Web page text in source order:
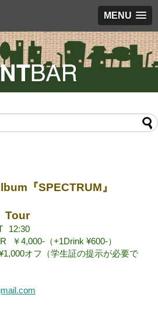
MENU
『SPECTRUM』
Tour
12:30
￥4,000-（+1Drink ¥600-）
オフ（学生証の提示が必要で